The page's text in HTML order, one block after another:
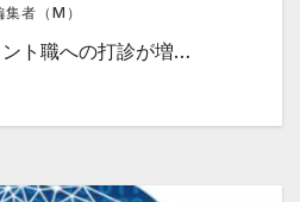
集者（M）
ト職への打診が増…